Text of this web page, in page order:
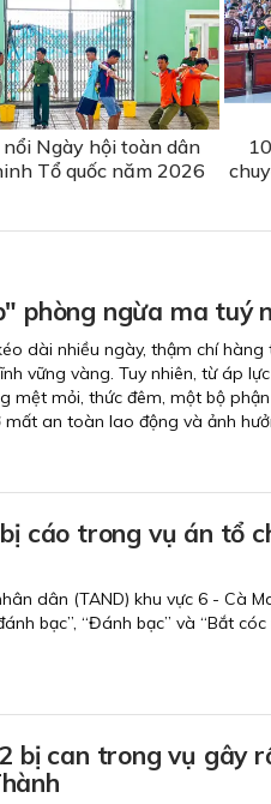
Ngày hội toàn dân
Tổ quốc năm 2026
phòng ngừa ma tuý
dài nhiều ngày, thậm chí
vững vàng. Tuy nhiên, từ áp
mệt mỏi, thức đêm, một bộ
mất an toàn lao động và ảnh
cáo trong vụ án tổ
dân (TAND) khu vực 6 - Cà
bạc”, “Đánh bạc” và “Bắt
bị can trong vụ gây